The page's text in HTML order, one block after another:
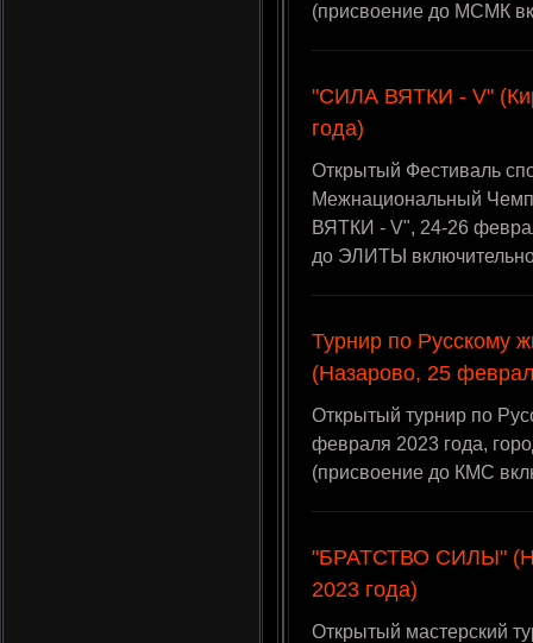
(присвоение до МСМК
"СИЛА ВЯТКИ - V"
года)
Открытый Фестиваль
Межнациональный
ВЯТКИ - V", 24-26
до ЭЛИТЫ
Турнир по Русскому
(Назарово, 25
Открытый турнир по
февраля 2023 года,
(присвоение до КМС
"БРАТСТВО СИЛЫ"
2023 года)
Открытый мастерский